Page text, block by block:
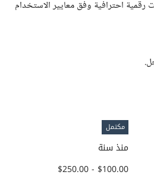
رقمية احترافية وفق معايير الاستخدام
مكتمل
منذ سنة
$100.00 - $250.00